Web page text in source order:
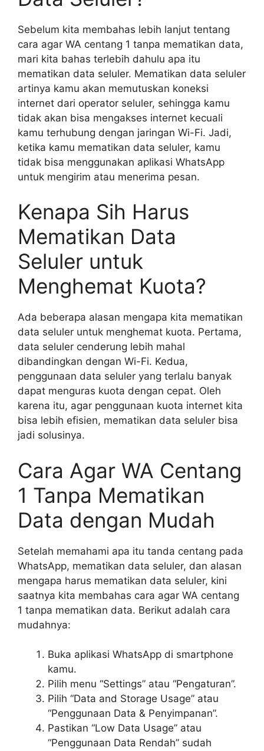
Sebelum kita membahas lebih lanjut tentang
cara agar WA centang 1 tanpa mematikan data,
mari kita bahas terlebih dahulu apa itu
mematikan data seluler. Mematikan data seluler
artinya kamu akan memutuskan koneksi
internet dari operator seluler, sehingga kamu
tidak akan bisa mengakses internet kecuali
kamu terhubung dengan jaringan Wi-Fi. Jadi,
ketika kamu mematikan data seluler, kamu
tidak bisa menggunakan aplikasi WhatsApp
untuk mengirim atau menerima pesan.
Kenapa Sih Harus
Mematikan Data
Seluler untuk
Menghemat Kuota?
Ada beberapa alasan mengapa kita mematikan
data seluler untuk menghemat kuota. Pertama,
data seluler cenderung lebih mahal
dibandingkan dengan Wi-Fi. Kedua,
penggunaan data seluler yang terlalu banyak
dapat menguras kuota dengan cepat. Oleh
karena itu, agar penggunaan kuota internet kita
bisa lebih efisien, mematikan data seluler bisa
jadi solusinya.
Cara Agar WA Centang
1 Tanpa Mematikan
Data dengan Mudah
Setelah memahami apa itu tanda centang pada
WhatsApp, mematikan data seluler, dan alasan
mengapa harus mematikan data seluler, kini
saatnya kita membahas cara agar WA centang
1 tanpa mematikan data. Berikut adalah cara
mudahnya:
Buka aplikasi WhatsApp di smartphone
kamu.
Pilih menu “Settings” atau “Pengaturan”.
Pilih “Data and Storage Usage” atau
“Penggunaan Data & Penyimpanan”.
Pastikan “Low Data Usage” atau
“Penggunaan Data Rendah” sudah